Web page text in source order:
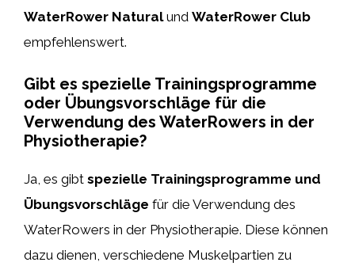
WaterRower Naturalund WaterRower Club
empfehlenswert.
Gibt es spezielle Trainingsprogramme
oder Übungsvorschläge für die
Verwendung des WaterRowers in der
Physiotherapie?
Ja, es gibt spezielle Trainingsprogramme und
Übungsvorschläge für die Verwendung des
WaterRowers in der Physiotherapie. Diese können
dazu dienen, verschiedene Muskelpartien zu